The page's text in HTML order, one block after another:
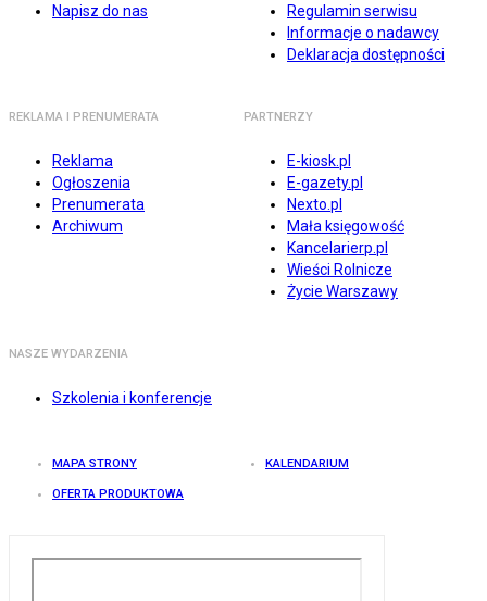
Napisz do nas
Regulamin serwisu
Informacje o nadawcy
Deklaracja dostępności
REKLAMA I PRENUMERATA
Reklama
Ogłoszenia
Prenumerata
Archiwum
PARTNERZY
E-kiosk.pl
E-gazety.pl
Nexto.pl
Mała księgowość
Kancelarierp.pl
Wieści Rolnicze
Życie Warszawy
NASZE WYDARZENIA
Szkolenia i konferencje
MAPA STRONY KALENDARIUM
OFERTA PRODUKTOWA